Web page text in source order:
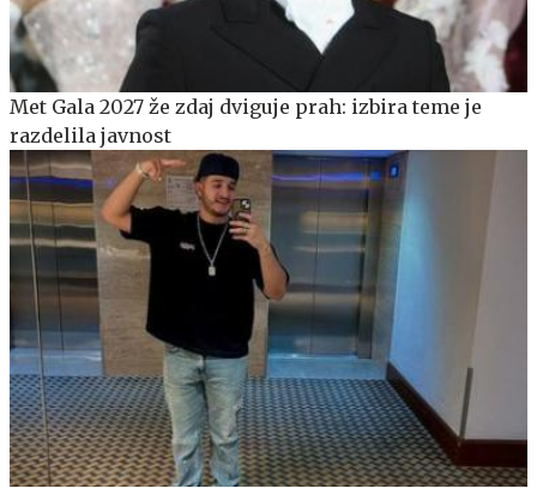
Met Gala 2027 že zdaj dviguje prah: izbira teme je
razdelila javnost